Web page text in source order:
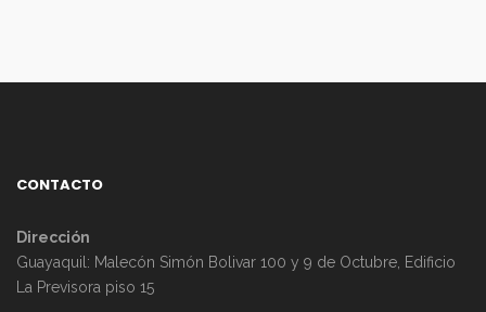
CONTACTO
Dirección
Guayaquil: Malecón Simón Bolivar 100 y 9 de Octubre, Edificio
La Previsora piso 15